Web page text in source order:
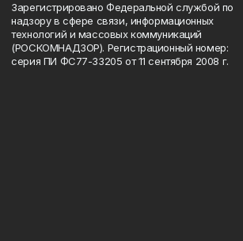
Зарегистрировано Федеральной службой по
надзору в сфере связи, информационных
технологий и массовых коммуникаций
(РОСКОМНАДЗОР). Регистрационный номер:
серия ПИ ФС77-33205 от 11 сентября 2008 г.